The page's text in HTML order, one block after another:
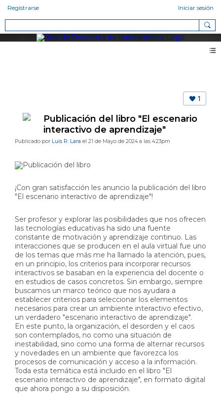
Registrarse Iniciar sesión
1
Publicación del libro "El escenario
interactivo de aprendizaje"
Publicado por Luis R. Lara el 21 de Mayo de 2024 a las 4:23pm
¡Con gran satisfacción les anuncio la publicación del libro
"El escenario interactivo de aprendizaje"!
Ser profesor y explorar las posibilidades que nos ofrecen
las tecnologías educativas ha sido una fuente
constante de motivación y aprendizaje continuo. Las
interacciones que se producen en el aula virtual fue uno
de los temas que más me ha llamado la atención, pues,
en un principio, los criterios para incorporar recursos
interactivos se basaban en la experiencia del docente o
en estudios de casos concretos. Sin embargo, siempre
buscamos un marco teórico que nos ayudara a
establecer criterios para seleccionar los elementos
necesarios para crear un ambiente interactivo efectivo,
un verdadero "escenario interactivo de aprendizaje".
En este punto, la organización, el desorden y el caos
son contemplados, no como una situación de
inestabilidad, sino como una forma de alternar recursos
y novedades en un ambiente que favorezca los
procesos de comunicación y acceso a la información.
Toda esta temática está incluido en el libro "El
escenario interactivo de aprendizaje", en formato digital
que ahora pongo a su disposición.